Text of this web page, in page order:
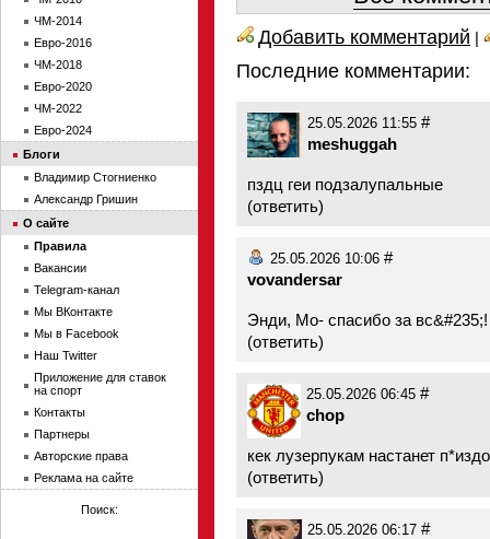
Добавить комментарий |
Последние комментарии:
25.05.2026 11:55 #
meshuggah
пздц геи подзалупальные
(ответить)
25.05.2026 10:06 #
vovandersar
Энди, Мо- спасибо за
(ответить)
25.05.2026 06:45 #
chop
кек лузерпукам настанет
(ответить)
25.05.2026 06:17 #
ЧМ-2014
Евро-2016
ЧМ-2018
Евро-2020
ЧМ-2022
Евро-2024
Блоги
Владимир Стогниенко
Александр Гришин
О сайте
Правила
Вакансии
Telegram-канал
Мы ВКонтакте
Мы в Facebook
Наш Twitter
Приложение для ставок
на спорт
Контакты
Партнеры
Авторские права
Реклама на сайте
Поиск: